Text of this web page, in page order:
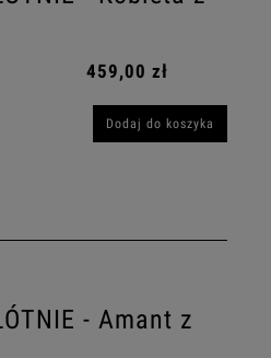
459,00 zł
Dodaj do koszyka
- Amant z